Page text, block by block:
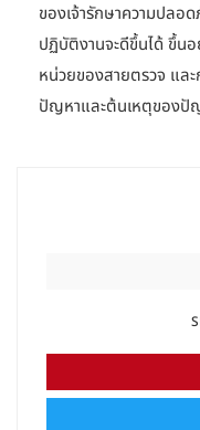
ของเจ้ารักษาความปลอ
ปฏิบัติงานจะดีขึ้นได้ ขึ้น
หน่วยของสายตรวจ และ
ปัญหาและต้นเหตุของปัญ